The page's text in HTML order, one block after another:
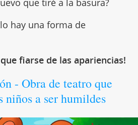
que tiré a la basura?
hay una forma de
fiarse de las apariencias!
- Obra de teatro que
niños a ser humildes